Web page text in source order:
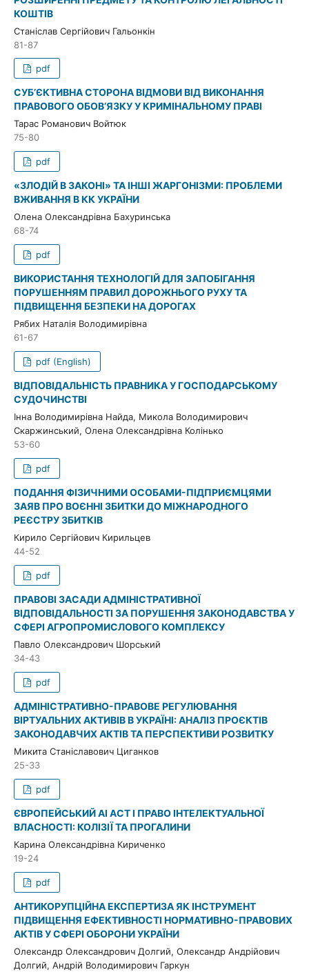
КОШТІВ
Станіслав Сергійович Гальонкін
81-87
pdf
СУБ’ЄКТИВНА СТОРОНА ВІДМОВИ ВІД ВИКОНАННЯ
ПРАВОВОГО ОБОВ’ЯЗКУ У КРИМІНАЛЬНОМУ ПРАВІ
Тарас Романович Войтюк
75-80
pdf
«ЗЛОДІЙ В ЗАКОНІ» ТА ІНШІ ЖАРГОНІЗМИ: ПРОБЛЕМИ
ВЖИВАННЯ В КК УКРАЇНИ
Олена Олександрівна Бахуринська
68-74
pdf
ВИКОРИСТАННЯ ТЕХНОЛОГІЙ ДЛЯ ЗАПОБІГАННЯ
ПОРУШЕННЯМ ПРАВИЛ ДОРОЖНЬОГО РУХУ ТА
ПІДВИЩЕННЯ БЕЗПЕКИ НА ДОРОГАХ
Рябих Наталія Володимирівна
61-67
pdf (English)
ВІДПОВІДАЛЬНІСТЬ ПРАВНИКА У ГОСПОДАРСЬКОМУ
СУДОЧИНСТВІ
Інна Володимирівна Найда, Микола Володимирович
Скаржинський, Олена Олександрівна Колінько
53-60
pdf
ПОДАННЯ ФІЗИЧНИМИ ОСОБАМИ-ПІДПРИЄМЦЯМИ
ЗАЯВ ПРО ВОЄННІ ЗБИТКИ ДО МІЖНАРОДНОГО
РЕЄСТРУ ЗБИТКІВ
Кирило Сергійович Кирильцев
44-52
pdf
ПРАВОВІ ЗАСАДИ АДМІНІСТРАТИВНОЇ
ВІДПОВІДАЛЬНОСТІ ЗА ПОРУШЕННЯ ЗАКОНОДАВСТВА У
СФЕРІ АГРОПРОМИСЛОВОГО КОМПЛЕКСУ
Павло Олександрович Шорський
34-43
pdf
АДМІНІСТРАТИВНО-ПРАВОВЕ РЕГУЛЮВАННЯ
ВІРТУАЛЬНИХ АКТИВІВ В УКРАЇНІ: АНАЛІЗ ПРОЄКТІВ
ЗАКОНОДАВЧИХ АКТІВ ТА ПЕРСПЕКТИВИ РОЗВИТКУ
Микита Станіславович Циганков
25-33
pdf
ЄВРОПЕЙСЬКИЙ AI ACT І ПРАВО ІНТЕЛЕКТУАЛЬНОЇ
ВЛАСНОСТІ: КОЛІЗІЇ ТА ПРОГАЛИНИ
Карина Олександрівна Кириченко
19-24
pdf
АНТИКОРУПЦІЙНА ЕКСПЕРТИЗА ЯК ІНСТРУМЕНТ
ПІДВИЩЕННЯ ЕФЕКТИВНОСТІ НОРМАТИВНО-ПРАВОВИХ
АКТІВ У СФЕРІ ОБОРОНИ УКРАЇНИ
Олександр Олександрович Долгий, Олександр Андрійович
Долгий, Андрій Володимирович Гаркун